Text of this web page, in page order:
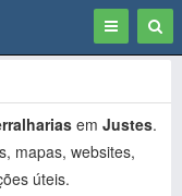
Toggle
navigation
em Justes.
mapas, websites,
úteis.